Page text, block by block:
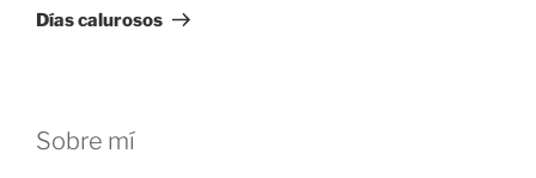
Post
Días calurosos
Sobre mí